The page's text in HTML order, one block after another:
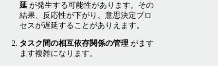
延 が発生する可能性があります。その
結果、反応性が下がり、意思決定プロ
セスが遅延することがありえます。
タスク間の相互依存関係の管理 がます
ます複雑になります。